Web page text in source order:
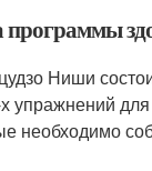
Ниши
упражнений
необходимо